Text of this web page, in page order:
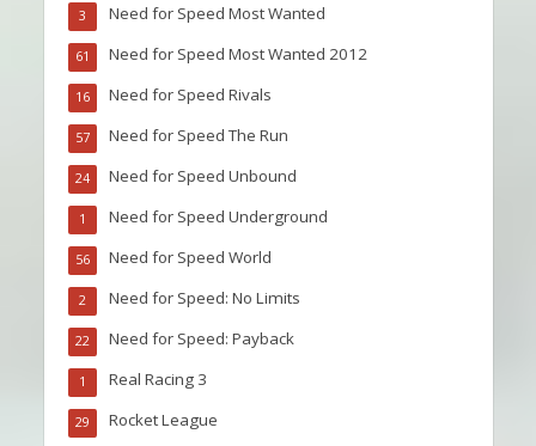
Need for Speed Most Wanted
3
Need for Speed Most Wanted 2012
61
Need for Speed Rivals
16
Need for Speed The Run
57
Need for Speed Unbound
24
Need for Speed Underground
1
Need for Speed World
56
Need for Speed: No Limits
2
Need for Speed: Payback
22
Real Racing 3
1
Rocket League
29